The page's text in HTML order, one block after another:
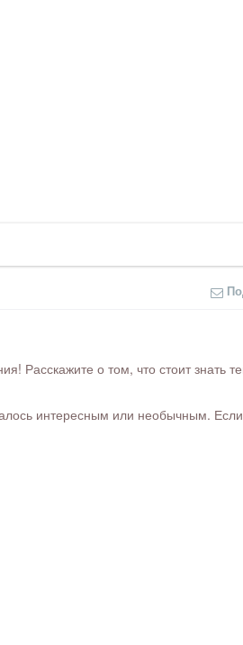
о том, что стоит знать
интересным или необычным.